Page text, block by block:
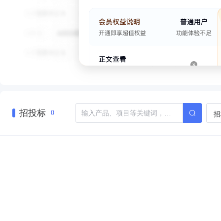
招投标 0